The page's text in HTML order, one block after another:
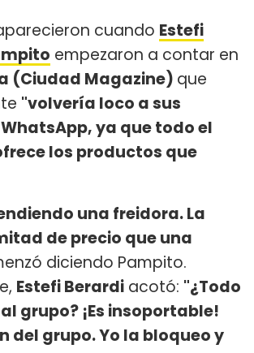
cuando Estefi
empezaron a contar en
(Ciudad Magazine) que
"volvería loco a sus
ya que todo el
los productos que
una freidora. La
de precio que una
diciendo Pampito.
Estefi Berardi acotó: "¿Todo
grupo? ¡Es insoportable!
del grupo. Yo la bloqueo y